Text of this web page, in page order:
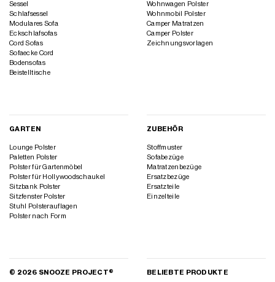
Sessel
Schlafsessel
Modulares Sofa
Eckschlafsofas
Cord Sofas
Sofaecke Cord
Bodensofas
Beistelltische
Wohnwagen Polster
Wohnmobil Polster
Camper Matratzen
Camper Polster
Zeichnungsvorlagen
GARTEN
Lounge Polster
Paletten Polster
Polster für Gartenmöbel
Polster für Hollywoodschaukel
Sitzbank Polster
Sitzfenster Polster
Stuhl Polsterauflagen
Polster nach Form
ZUBEHÖR
Stoffmuster
Sofabezüge
Matratzenbezüge
Ersatzbezüge
Ersatzteile
Einzelteile
© 2026 SNOOZE PROJECT® BELIEBTE PRODUKTE